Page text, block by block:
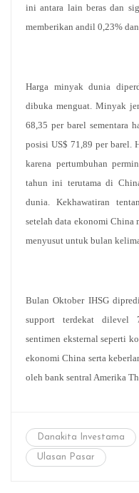
ini antara lain beras dan
memberikan andil 0,23%
Harga minyak dunia
dibuka menguat. Minyak
68,35 per barel sementara
posisi US$ 71,89 per barel.
karena pertumbuhan
tahun ini terutama di
dunia. Kekhawatiran
setelah data ekonomi
menyusut untuk bulan
Bulan Oktober IHSG
support terdekat dilevel
sentimen eksternal seperti
ekonomi China serta
oleh bank sentral Amerika
Danakita Investama
Ulasan Pasar